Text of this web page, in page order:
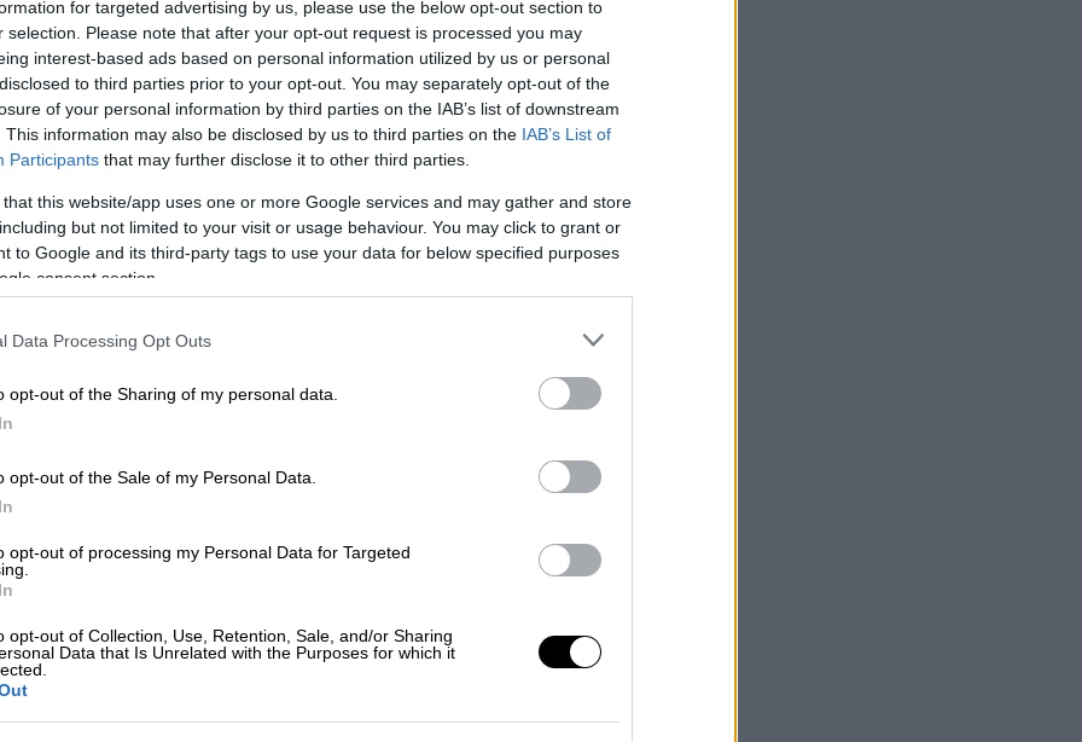
for targeted advertising by us, please use the below opt-out section to
selection. Please note that after your opt-out request is processed you may
interest-based ads based on personal information utilized by us or personal
to third parties prior to your opt-out. You may separately opt-out of the
of your personal information by third parties on the IAB’s list of downstream
This information may also be disclosed by us to third parties on the IAB’s List of
Participants that may further disclose it to other third parties.
that this website/app uses one or more Google services and may gather and store
but not limited to your visit or usage behaviour. You may click to grant or
to Google and its third-party tags to use your data for below specified purposes
consent section.
Data Processing Opt Outs
opt-out of the Sharing of my personal data.
opt-out of the Sale of my Personal Data.
opt-out of processing my Personal Data for Targeted
opt-out of Collection, Use, Retention, Sale, and/or Sharing
Data that Is Unrelated with the Purposes for which it
ειδικότητας.
σήμερα είναι:
σήμερα - Ποια μαθήματα